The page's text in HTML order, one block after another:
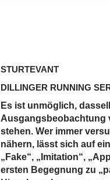
STURTEVANT
DILLINGER RUNNING
Es ist unmöglich,
Ausgangsbeobachtung
stehen. Wer immer
nähern, lässt sich auf
„Fake“, „Imitation“,
ersten Begegnung zu